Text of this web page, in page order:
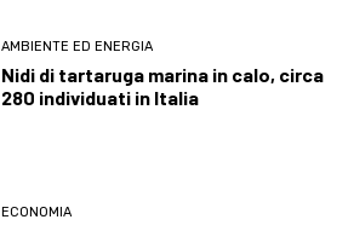
AMBIENTE ED ENERGIA
Nidi di tartaruga marina in calo, circa
280 individuati in Italia
ECONOMIA